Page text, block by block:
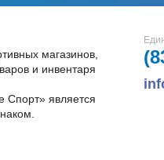
магазинов,
и инвентаря
является